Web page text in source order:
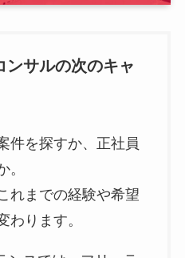
ンサルの次のキャ
件を探すか、正社員
。
れまでの経験や希望
わります。